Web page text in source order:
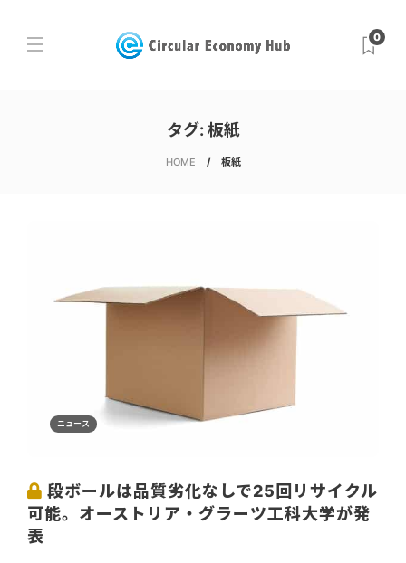
0
タグ: 板紙
HOME 板紙
ニュース
段ボールは品質劣化なしで25回リサイクル
可能。オーストリア・グラーツ工科大学が発
表